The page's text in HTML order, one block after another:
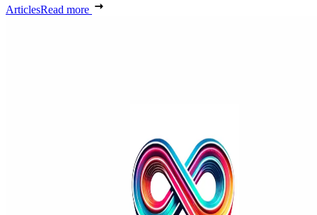
ArticlesRead more